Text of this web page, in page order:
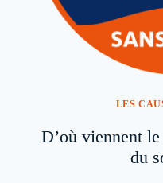
LES
D’où viennent
du